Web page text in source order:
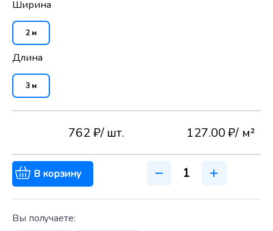
Ширина
2 м
Длина
3 м
762 ₽/ шт. 127.00 ₽/ м²
В корзину
Вы получаете: